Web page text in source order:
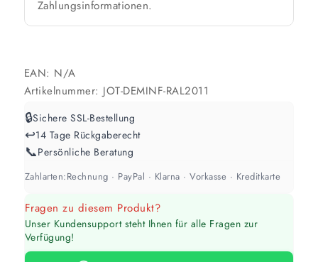
Werte sind Richtwerte und können je nach Untergrund und Werkzeug
abweichen. Für 10 % Reserve wird automatisch aufgerundet.
Zahlungsinformationen.
EAN: N/A
Artikelnummer: JOT-DEMINF-RAL2011
🔒Sichere SSL-Bestellung
↩️14 Tage Rückgaberecht
📞Persönliche Beratung
Zahlarten:Rechnung · PayPal · Klarna · Vorkasse · Kreditkarte
Fragen zu diesem Produkt?
Unser Kundensupport steht Ihnen für alle Fragen zur
Verfügung!